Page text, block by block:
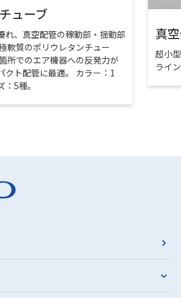
ューブ
れ、真空配管の稼動部・揺動部
軟質のポリウレタンチュー
所でのエア機器への反発力が
クト配管に最適。 カラー：1
5種。
真
超小
ライ